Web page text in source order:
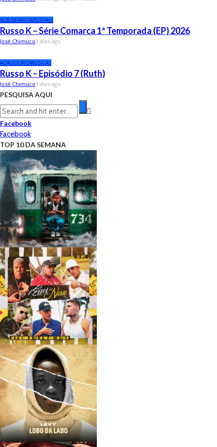
ALBUM/MIXTAPE/EPAO
Russo K – Série Comarca 1ª Temporada (EP) 2026
José Chimuco3 dias ago
AOKUDUROMÚSICAS
Russo K – Episódio 7 (Ruth)
José Chimuco3 dias ago
PESQUISA AQUI
Facebook
Facebook
TOP 10 DA SEMANA